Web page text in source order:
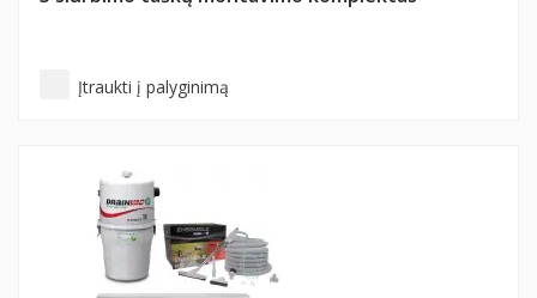
Įtraukti į palyginimą